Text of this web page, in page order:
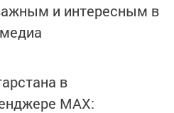
и интересным в
в
MАХ: